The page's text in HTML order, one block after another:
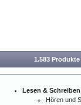
1.583
Lesen & Schreiben
Hören und